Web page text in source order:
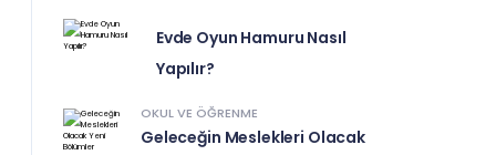
Evde Oyun Hamuru Nasıl
Yapılır?
OKUL VE ÖĞRENME
Geleceğin Meslekleri Olacak